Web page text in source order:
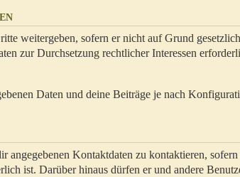
weitergeben, sofern er nicht auf Grund
zur Durchsetzung rechtlicher Interessen
Daten und deine Beiträge je nach
angegebenen Kontaktdaten zu kontaktieren, sofern
ist. Darüber hinaus dürfen er und andere